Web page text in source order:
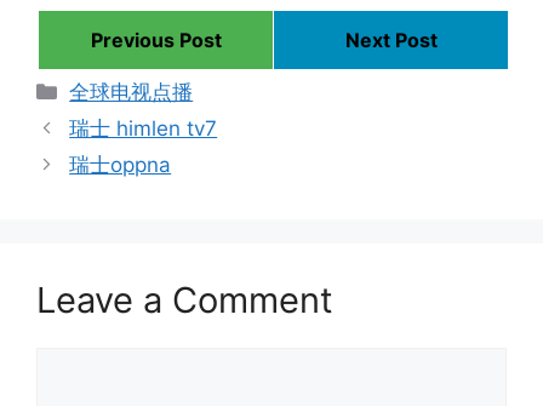
Previous Post
Next Post
Categories
全球电视点播
瑞士 himlen tv7
瑞士oppna
Leave a Comment